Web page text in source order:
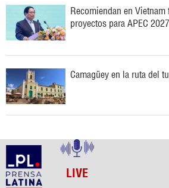
Recomiendan en Vietnam
proyectos para APEC 2027
Camagüey en la ruta del
LIVE